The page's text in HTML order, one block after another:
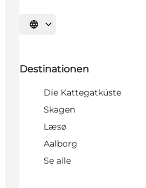
Sprache auswählen
Destinationen
Die Kattegatküste
Skagen
Læsø
Aalborg
Se alle